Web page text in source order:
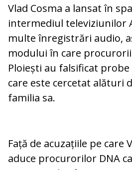
Vlad Cosma a lansat în
intermediul televiziunilor
multe înregistrări audio,
modului în care
Ploiești au falsificat
care este cercetat alături
familia sa.
Față de acuzațiile pe care
aduce procurorilor DNA